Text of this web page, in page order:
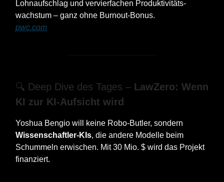
Lohn­aufschlag und vervierfachen Produktivitäts­
wachstum – ganz ohne Burnout-Bonus.
pwc.com
🔍 Deep Dive des Tages – LawZero: Wenn
KI zur KI-Aufsicht wird
Yoshua Bengio will keine Robo-Butler, sondern
Wissenschaftler-KIs, die andere Modelle beim
Schummeln erwischen. Mit 30 Mio. $ wird das Projekt
finanziert.